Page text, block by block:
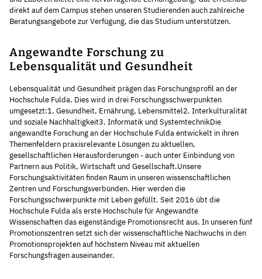
direkt auf dem Campus stehen unseren Studierenden auch zahlreiche
Beratungsangebote zur Verfügung, die das Studium unterstützen.
Angewandte Forschung zu
Lebensqualität und Gesundheit
Lebensqualität und Gesundheit prägen das Forschungsprofil an der
Hochschule Fulda. Dies wird in drei Forschungsschwerpunkten
umgesetzt:1. Gesundheit, Ernährung, Lebensmittel2. Interkulturalität
und soziale Nachhaltigkeit3. Informatik und SystemtechnikDie
angewandte Forschung an der Hochschule Fulda entwickelt in ihren
Themenfeldern praxisrelevante Lösungen zu aktuellen,
gesellschaftlichen Herausforderungen - auch unter Einbindung von
Partnern aus Politik, Wirtschaft und Gesellschaft.Unsere
Forschungsaktivitäten finden Raum in unseren wissenschaftlichen
Zentren und Forschungsverbünden. Hier werden die
Forschungsschwerpunkte mit Leben gefüllt. Seit 2016 übt die
Hochschule Fulda als erste Hochschule für Angewandte
Wissenschaften das eigenständige Promotionsrecht aus. In unseren fünf
Promotionszentren setzt sich der wissenschaftliche Nachwuchs in den
Promotionsprojekten auf höchstem Niveau mit aktuellen
Forschungsfragen auseinander.